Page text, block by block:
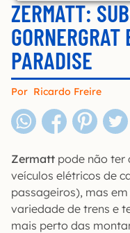
ZERMATT:
PARADISE
Por Ricardo Freire
Zermatt pode não ter
veículos elétricos de
passageiros), mas
variedade de trens e
mais perto das